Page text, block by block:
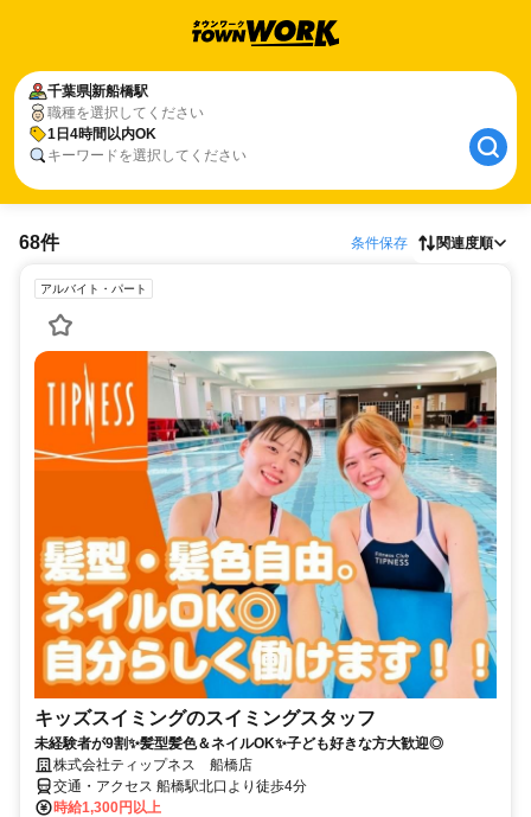
千葉県新船橋駅
職種を選択してください
1日4時間以内OK
キーワードを選択してください
68件 条件保存 関連度順
アルバイト・パート
キッズスイミングのスイミングスタッフ
未経験者が9割✨髪型髪色＆ネイルOK✨子ども好きな方大歓迎◎
株式会社ティップネス 船橋店
交通・アクセス 船橋駅北口より徒歩4分
時給1,300円以上